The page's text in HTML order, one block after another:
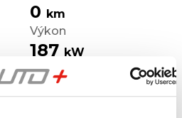
0 km
Výkon
187 kW
Převodovka
Automatická